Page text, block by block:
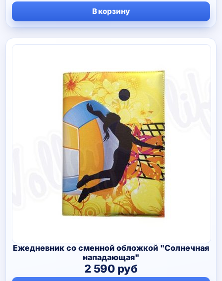
В корзину
Ежедневник со сменной обложкой "Солнечная
нападающая"
2 590 руб